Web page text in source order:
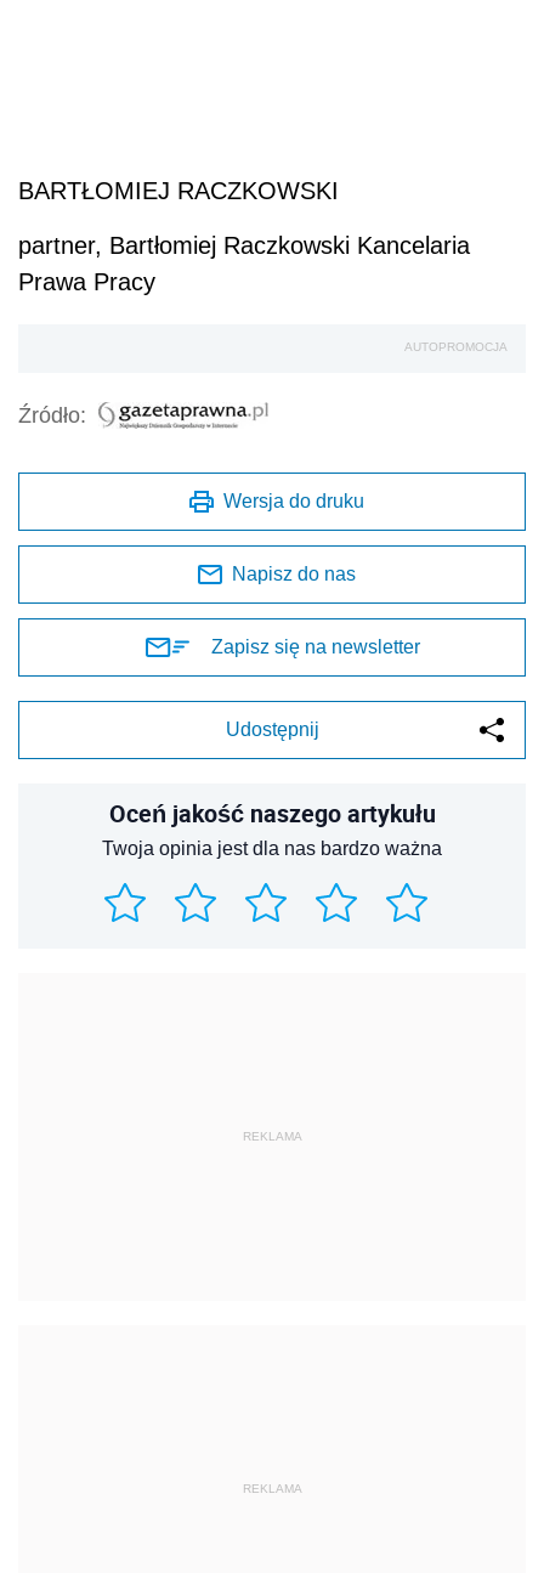
BARTŁOMIEJ RACZKOWSKI
partner, Bartłomiej Raczkowski Kancelaria
Prawa Pracy
AUTOPROMOCJA
Źródło:
Wersja do druku
Napisz do nas
Zapisz się na newsletter
Udostępnij
Oceń jakość naszego artykułu
Twoja opinia jest dla nas bardzo ważna
REKLAMA
REKLAMA